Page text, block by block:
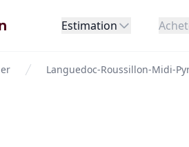
Estimation
Languedoc-Roussillon-Midi-